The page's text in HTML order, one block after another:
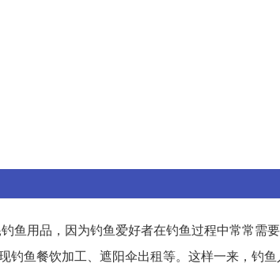
鱼用品，因为钓鱼爱好者在钓鱼过程中常常需
鱼餐饮加工、遮阳伞出租等。这样一来，钓鱼